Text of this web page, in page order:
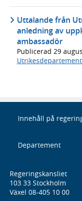
Uttalande från
anledning av
ambassadör
Publicerad 29
Innehåll på
Departement
Regeringskansliet
103 33 Stockholm
Växel 08-405 10 00